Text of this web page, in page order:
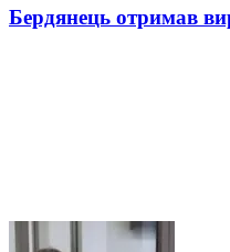
Бердянець отримав